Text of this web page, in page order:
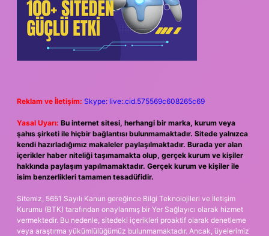
Reklam ve İletişim: Skype: live:.cid.575569c608265c69
Yasal Uyarı: Bu internet sitesi, herhangi bir marka, kurum veya
şahıs şirketi ile hiçbir bağlantısı bulunmamaktadır. Sitede yalnızca
kendi hazırladığımız makaleler paylaşılmaktadır. Burada yer alan
içerikler haber niteliği taşımamakta olup, gerçek kurum ve kişiler
hakkında paylaşım yapılmamaktadır. Gerçek kurum ve kişiler ile
isim benzerlikleri tamamen tesadüfidir.
Sitemiz, 5651 Sayılı Kanun gereğince Bilgi Teknolojileri ve İletişim
Kurumu (BTK) tarafından onaylanmış bir Yer Sağlayıcı olarak hizmet
vermektedir. Bu nedenle, sitedeki içerikleri proaktif olarak denetleme
veya araştırma yükümlülüğümüz bulunmamaktadır. Ancak, üyelerimiz